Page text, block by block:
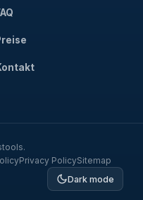
Privacy PolicySitemap
Dark mode